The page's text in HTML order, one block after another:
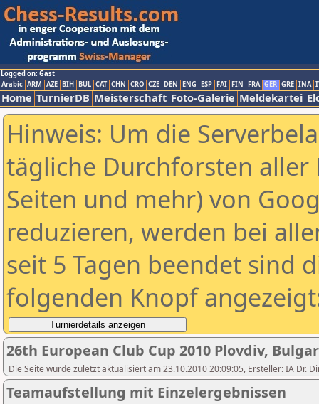
Logged on: Gast
Arabic ARM AZE BIH BUL CAT CHN CRO CZE DEN ENG ESP FAI FIN FRA GER GRE INA
Home TurnierDB Meisterschaft Foto-Galerie Meldekartei
Hinweis: Um die
tägliche Durchforsten aller
Seiten und mehr) von
reduzieren, werden bei
seit 5 Tagen beendet sind
folgenden Knopf
26th European Club Cup 2010 Plovdiv,
Die Seite wurde zuletzt aktualisiert am 23.10.2010 20:09:05, Ersteller: IA Dr.
Teamaufstellung mit Einzelergebnissen